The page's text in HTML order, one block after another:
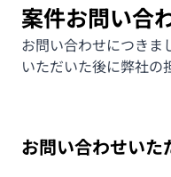
案件お問い合
お問い合わせにつきま
いただいた後に弊社の
お問い合わせいた